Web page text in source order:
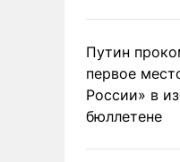
Путин
первое
России» в
бюллетене